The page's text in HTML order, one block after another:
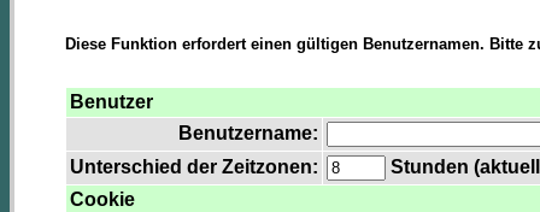
Diese Funktion erfordert einen gültigen Benutzernamen. Bitte
Benutzer
Benutzername:
Unterschied der Zeitzonen:
Stunden
Cookie